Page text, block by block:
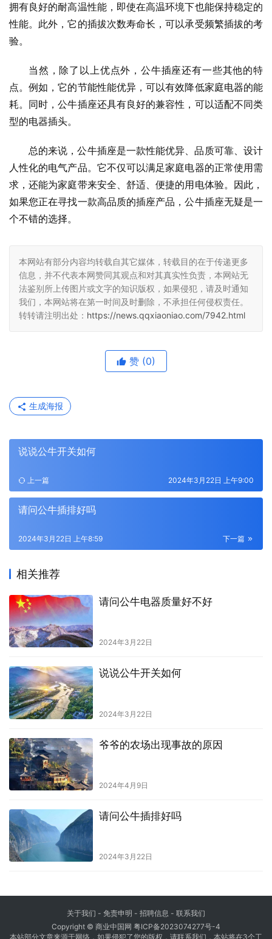
拥有良好的耐高温性能，即使在高温环境下也能保持稳定的
性能。此外，它的插拔次数寿命长，可以承受频繁插拔的考
验。
当然，除了以上优点外，公牛插座还有一些其他的特
点。例如，它的节能性能优异，可以有效降低家庭电器的能
耗。同时，公牛插座还具有良好的兼容性，可以适配不同类
型的电器插头。
总的来说，公牛插座是一款性能优异、品质可靠、设计
人性化的电气产品。它不仅可以满足家庭电器的正常使用需
求，还能为家庭带来安全、舒适、便捷的用电体验。因此，
如果您正在寻找一款高品质的插座产品，公牛插座无疑是一
个不错的选择。
本网站有部分内容均转载自其它媒体，转载目的在于传递更多
信息，并不代表本网赞同其观点和对其真实性负责，本网站无
法鉴别所上传图片或文字的知识版权，如果侵犯，请及时通知
我们，本网站将在第一时间及时删除，不承担任何侵权责任。
转转请注明出处： https://news.qqxiaoniao.com/7942.html
赞 (0)
生成海报
说说公牛开关如何
上一篇 2024年3月22日 上午9:00
请问公牛插排好吗
下一篇
2024年3月22日 上午8:59
相关推荐
请问公牛电器质量好不好
2024年3月22日
说说公牛开关如何
2024年3月22日
爷爷的农场出现事故的原因
2024年4月9日
请问公牛插排好吗
2024年3月22日
关于我们 - 免责申明 - 招聘信息 - 联系我们
Copyright © 商业中国网 粤ICP备2023074277号-4
本站部分文章来源于网络，如果侵犯了您的版权，请联系我们，本站将在3个工